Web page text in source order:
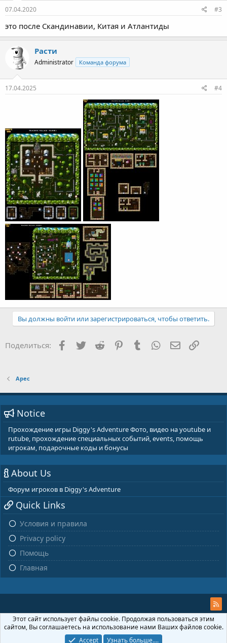
07.04.2020 #3
это после Скандинавии, Китая и Атлантиды
Расти
Administrator Команда форума
17.04.2025 #4
Вы должны войти или зарегистрироваться, чтобы ответить.
Поделиться: Facebook
Twitter Reddit PinterestTumblr WhatsApp
E-mail
Арес
Notice
Прохождение игры Diggy's Adventure Фото, видео на youtube и
rutube, прохождение специальных событий, events, помощь
игрокам, подарочные коды и бонусы
About Us
Форум игроков в Diggy's Adventure
Quick Links
Условия и правила
Privacy policy
Помощь
Главная
Этот сайт использует файлы cookie. Продолжая пользоваться этим
сайтом, Вы соглашаетесь на использование нами Ваших файлов cookie.
Accept
Узнать больше....